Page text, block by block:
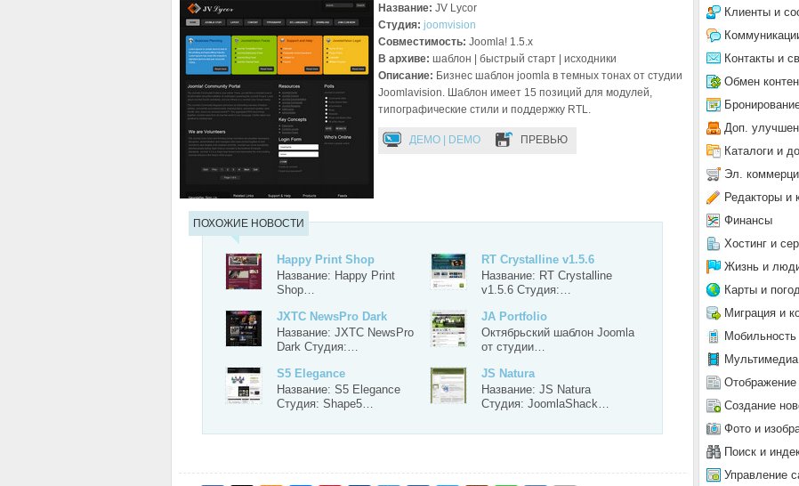
Название: JV Lycor
Студия: joomvision
Совместимость: Joomla! 1.5.x
В архиве: шаблон | быстрый старт | исходники
Описание: Бизнес шаблон joomla в темных тонах от студии
Joomlavision. Шаблон имеет 15 позиций для модулей,
типографические стили и поддержку RTL.
ДЕМО | DEMO ПРЕВЬЮ
ПОХОЖИЕ НОВОСТИ
Happy Print Shop
Название: Happy Print
Shop…
RT Crystalline v1.5.6
Название: RT Crystalline
v1.5.6 Студия:…
JXTC NewsPro Dark
Название: JXTC NewsPro
Dark Студия:…
JA Portfolio
Октябрьский шаблон Joomla
от студии…
S5 Elegance
Название: S5 Elegance
Студия: Shape5…
JS Natura
Название: JS Natura
Студия: JoomlaShack…
Клиенты и
Контакты и
Обмен
Доп.
Каталоги и
Эл.
Редакторы и
Финансы
Хостинг и
Жизнь и
Карты и
Миграция и
Мобильность
Мультимедиа
Отображение
Создание
Фото и
Поиск и
Управление